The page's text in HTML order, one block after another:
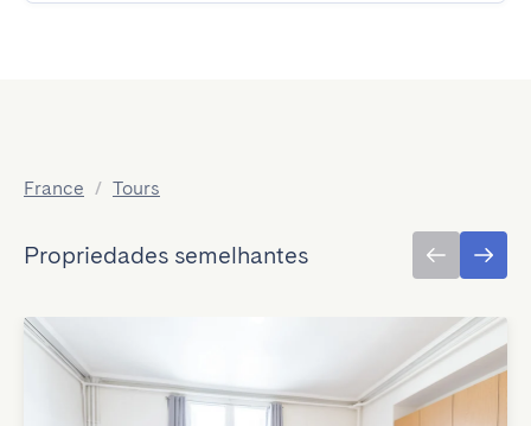
France / Tours
Propriedades semelhantes